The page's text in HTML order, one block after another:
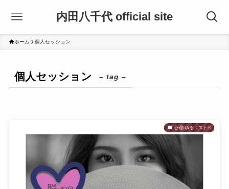
内田八千代 official site
ホーム 個人セッション
個人セッション – tag –
心理/ゆるリスト®︎